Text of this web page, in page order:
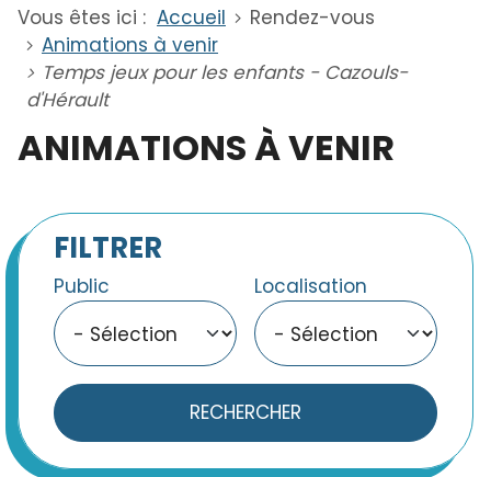
Vous êtes ici : Accueil
Rendez-vous
Animations à venir
Temps jeux pour les enfants - Cazouls-
d'Hérault
ANIMATIONS À VENIR
FILTRER
Public Localisation
RECHERCHER